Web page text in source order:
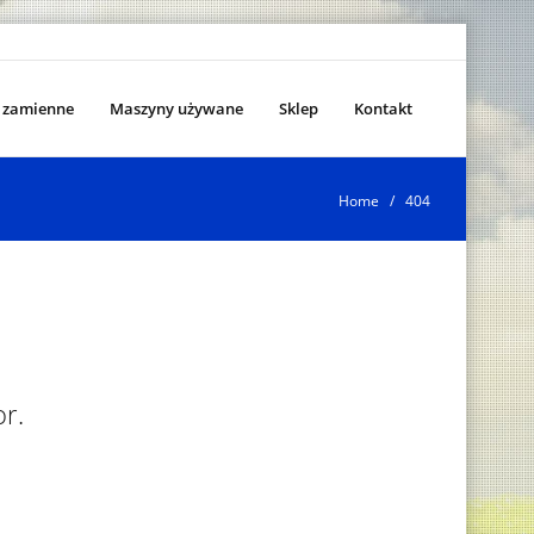
zamienne Maszyny używane Sklep Kontakt
Home / 404